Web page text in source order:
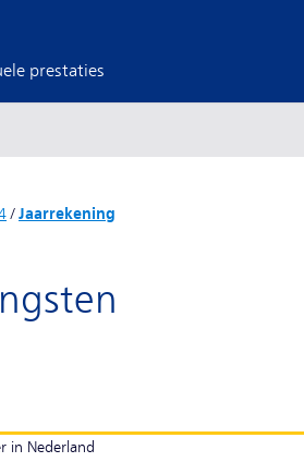
prestaties
/Jaarrekening
in Nederland